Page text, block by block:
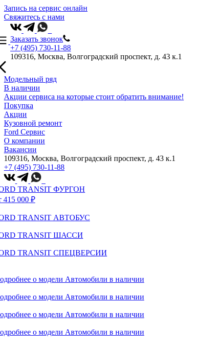
Запись на сервис онлайн
Свяжитесь с нами
Заказать звонок
+7 (495) 730-11-88
109316, Москва, Волгоградский проспект, д. 43 к.1
Модельный ряд
В наличии
Акции сервиса на которые стоит обратить внимание!
Покупка
Акции
Кузовной ремонт
Ford Сервис
О компании
Вакансии
109316, Москва, Волгоградский проспект, д. 43 к.1
+7 (495) 730-11-88
TRANSIT ФУРГОН
415 000 ₽
TRANSIT АВТОБУС
TRANSIT ШАССИ
TRANSIT СПЕЦВЕРСИИ
о модели Автомобили в наличии
о модели Автомобили в наличии
о модели Автомобили в наличии
о модели Автомобили в наличии